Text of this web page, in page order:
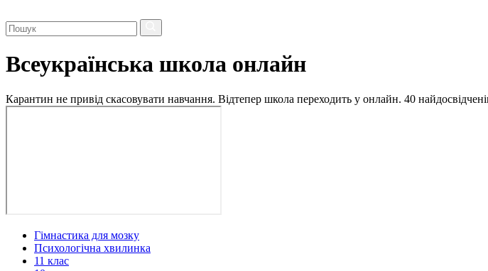
Всеукраїнська школа онлайн
Карантин не привід скасовувати навчання. Відтепер школа переходить у онлайн. 40
Гімнастика для мозку
Психологічна хвилинка
11 клас